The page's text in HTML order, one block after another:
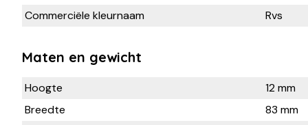
Commerciële kleurnaam Rvs
Maten en gewicht
Hoogte
12 mm
Breedte
83 mm